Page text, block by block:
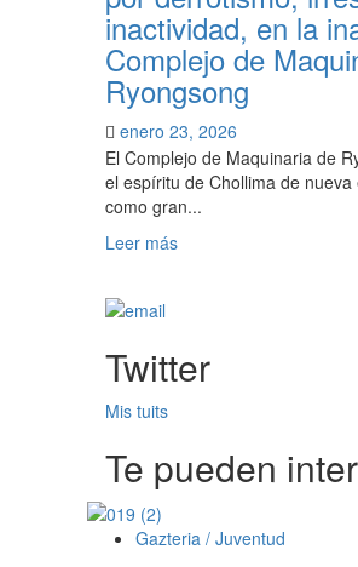
de
las
localidades
es
índice
importante
del
desarrollo
del
al
iniciar
de
Unnyul
inactividad, en la
Complejo de
Ryongsong
enero 23, 2026
El Complejo de Maquinaria de
el espíritu de Chollima de
como gran...
Leer másLeer
Un
cesa
por
derrotismo,
e
Twitter
Mis tuits
Te pueden
Gazteria / Juventud